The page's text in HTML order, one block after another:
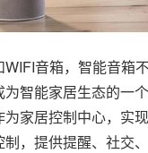
音箱，智能音箱
智能家居生态的一
家居控制中心，实
，提供提醒、社交、